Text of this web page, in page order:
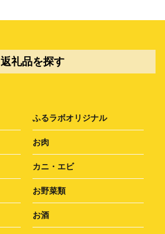
返礼品を探す
ふるラボオリジナル
お肉
カニ・エビ
お野菜類
お酒